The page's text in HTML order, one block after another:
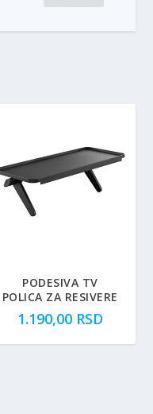
PODESIVA TV
POLICA ZA RESIVERE
1.190,00 RSD